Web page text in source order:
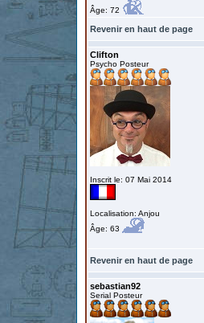
Âge: 72
Revenir en haut de page
Clifton
Psycho Posteur
Inscrit le: 07 Mai 2014
Localisation: Anjou
Âge: 63
Revenir en haut de page
sebastian92
Serial Posteur